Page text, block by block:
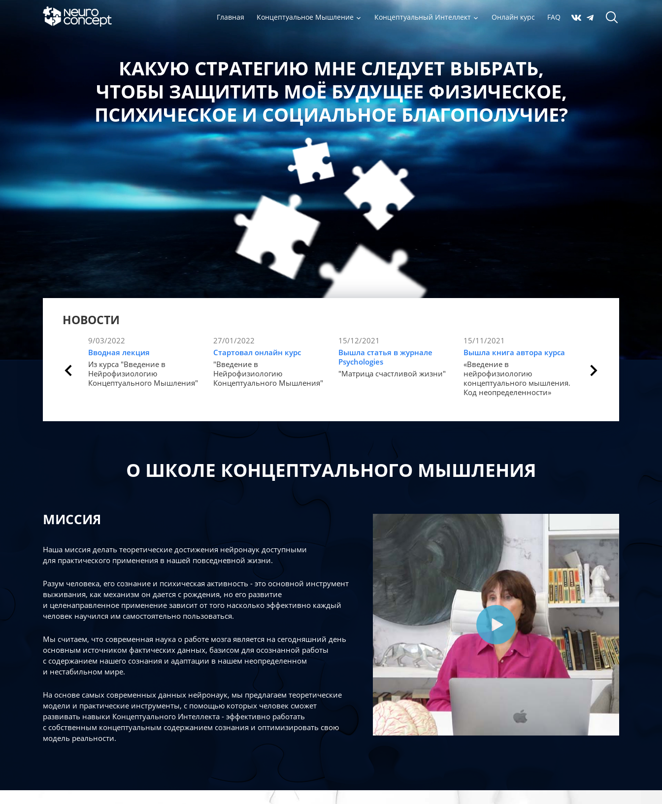
Главная Концептуальное Мышление Концептуальный Интеллект Онлайн курс FAQ
КАКУЮ СТРАТЕГИЮ МНЕ СЛЕДУЕТ ВЫБРАТЬ,
ЧТОБЫ ЗАЩИТИТЬ МОЁ БУДУЩЕЕ ФИЗИЧЕСКОЕ,
ПСИХИЧЕСКОЕ И СОЦИАЛЬНОЕ БЛАГОПОЛУЧИЕ?
НОВОСТИ
9/03/2022
Вводная лекция
Из курса "Введение в
Нейрофизиологию
Концептуального Мышления"
27/01/2022
Стартовал онлайн курс
"Введение в
Нейрофизиологию
Концептуального Мышления"
15/12/2021
Вышла статья в журнале
Psychologies
"Матрица счастливой жизни"
15/11/2021
Вышла книга автора курса
«Введение в
нейрофизиологию
концептуального мышления.
Код неопределенности»
Статья в Forbes
Как мозг
«счастье».
О ШКОЛЕ КОНЦЕПТУАЛЬНОГО МЫШЛЕНИЯ
МИССИЯ
Наша миссия делать теоретические достижения нейронаук доступными
для практического применения в нашей повседневной жизни.
Разум человека, его сознание и психическая активность - это основной инструмент
выживания, как механизм он дается с рождения, но его развитие
и целенаправленное применение зависит от того насколько эффективно каждый
человек научился им самостоятельно пользоваться.
Мы считаем, что современная наука о работе мозга является на сегодняшний день
основным источником фактических данных, базисом для осознанной работы
с содержанием нашего сознания и адаптации в нашем неопределенном
и нестабильном мире.
На основе самых современных данных нейронаук, мы предлагаем теоретические
модели и практические инструменты, с помощью которых человек сможет
развивать навыки Концептуального Интеллекта - эффективно работать
с собственным концептуальным содержанием сознания и оптимизировать свою
модель реальности.